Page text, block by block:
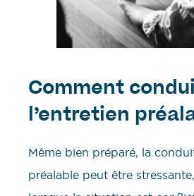
Comment
l’entretien
Même bien préparé, la
préalable peut être